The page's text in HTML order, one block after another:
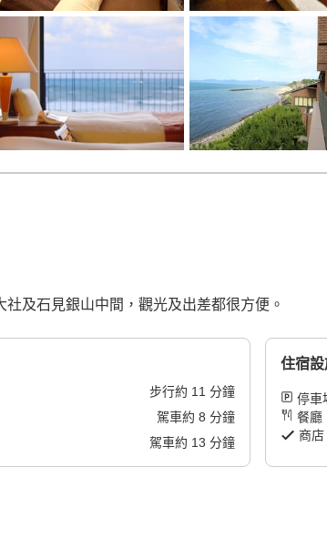
及石見銀山中間，觀光及出差都很方便。
步行約 11 分鐘
駕車約 8 分鐘
駕車約 13 分鐘
住宿設
停車
餐廳
商店